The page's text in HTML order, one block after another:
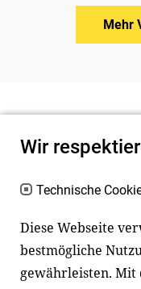
Mehr
Newsletter
Wir
Technische
Diese Webseite
bestmögliche
gewährleisten.